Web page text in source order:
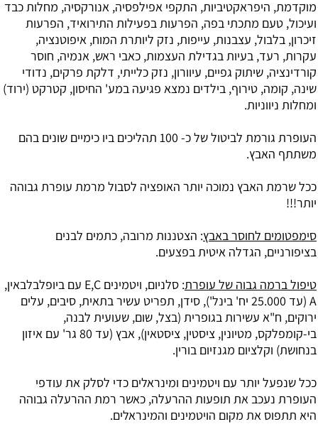
מוקדמת, היפראקטיביות, התקפי אפילפסיה, אנורקסיה, מחלות כבד
ועיכול, טעם מתכתי בפה, הפרעות בפעילות התירואיד, הפרעות
זיכרון, בלבול, עצבנות, עייפות, נזק ליותרת המוח, איפוטנציה,
עקרות, רעד, בעיות בגדילת העצמות, כאבי ראש, אנמיה, חוסר
קורדינציה, שיתוק גפיים, עיוורון, נזק כלייתי, דלקת פרקים, נדודי
שינה, קומה, טירוף, בילדים נמצא פגיעה במע' החיסון, קטרקט (ירוד)
ומחלות ניווניות.
העופרת גורמת לביטול של כ- 100 תהליכים ביו כימיים שונים בהם
משתתף האבץ.
ככל שרמת האבץ נמוכה יותר האופציה לסבול מרמת עופרת גבוהה
יותר!!!
סימפטומים לחוסר באבץ: הצטננות מרובה, כתמים לבנים
בציפורניים, הגדלה איטית בפצעים.
טיפול ברמה גבוה של עופרת: סלניום
, ויטמינים E,C עם ביופלבלבאין,
A (עד 25.000 יח' בינל'), סידן, תפריט עשיר בתאית, סיבים, עלים
ירוקים, ח"א עשירות בגופרית (בצל, שום, שעועית לבנה,
בי-קומפלקס, מטיונין, ציסטין, ציסטאין), אבץ (עד 80 גר' עם איזון
בנחושת) וקלציום מגנזיום בורין.
ככל שנפעל יותר עם ויטמינים ומינראלים כדי לסלק את עודפי
העופרת נעכב את תופעות ההרעלה, כאשר רמת ההרעלה גבוהה
היא תתפוס את מקום הויטמינים והמינראלים.